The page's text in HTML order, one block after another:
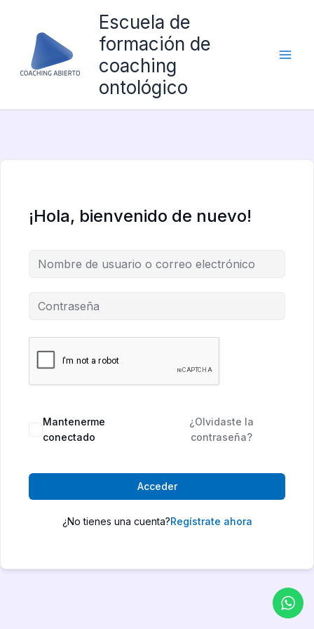
contenido
Escuela de
formación de
coaching
ontológico
¡Hola, bienvenido de nuevo!
Mantenerme
conectado
¿Olvidaste la
contraseña?
Acceder
¿No tienes una cuenta?Regístrate ahora